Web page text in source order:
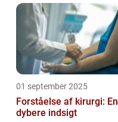
01 september 2025
Forståelse af kirurgi: En
dybere indsigt